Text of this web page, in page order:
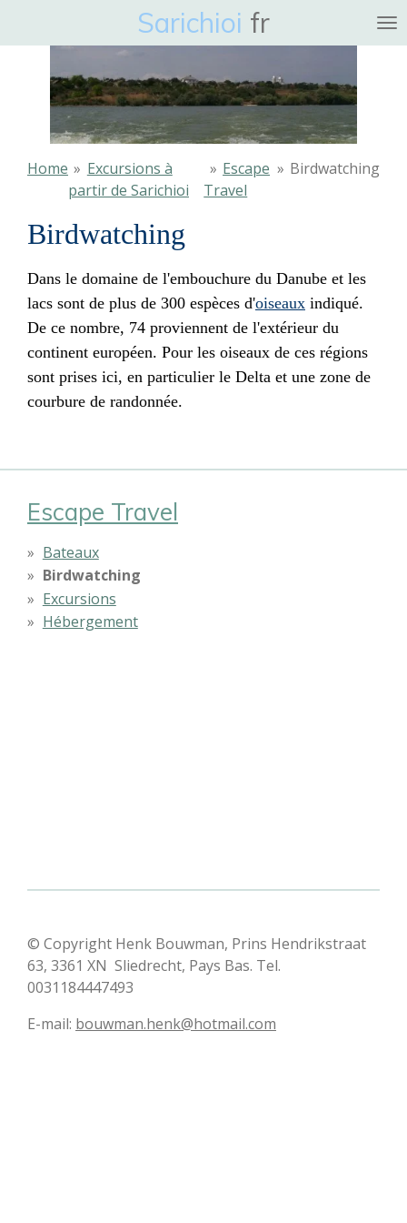
hoofdinhoud
Sarichioi fr
Home » Excursions à
partir de Sarichioi
» Escape
Travel
» Birdwatching
Birdwatching
Dans le domaine de l'embouchure du Danube et les
lacs sont de plus de 300 espèces d'oiseaux indiqué.
De ce nombre, 74 proviennent de l'extérieur du
continent européen. Pour les oiseaux de ces régions
sont prises ici, en particulier le Delta et une zone de
courbure de randonnée.
Escape Travel
Bateaux
Birdwatching
Excursions
Hébergement
© Copyright Henk Bouwman, Prins Hendrikstraat
63, 3361 XN Sliedrecht, Pays Bas. Tel.
0031184447493
E-mail: bouwman.henk@hotmail.com